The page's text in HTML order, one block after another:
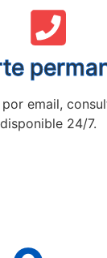
email,
disponible 24/7.